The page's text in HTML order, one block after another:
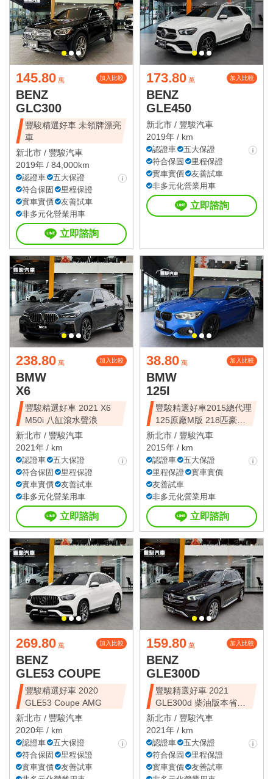
145.80 萬 加入比較
BENZ
GLC300
豐駿精選好車 未領牌漂亮
車
新北市 / 豐駿汽車
2019年 / 84,000km
認證車
五大保證
符合保固
里程保證
實車實價
友善試車
非多元化營業用車
立即諮詢
173.80 萬 加入比較
BENZ
GLE450
新北市 / 豐駿汽車
2019年 / km
認證車
五大保證
符合保固
里程保證
實車實價
友善試車
非多元化營業用車
立即諮詢
238.80 萬 加入比較
BMW
X6
豐駿精選好車 2021 X6
M50i 八缸滾水聲浪
新北市 / 豐駿汽車
2021年 / km
認證車
五大保證
符合保固
里程保證
實車實價
友善試車
非多元化營業用車
立即諮詢
38.80 萬 加入比較
BMW
125I
豐駿精選好車2015總代理
125原廠M版 218匹豪華
動力
新北市 / 豐駿汽車
2015年 / km
認證車
五大保證
里程保證
實車實價
友善試車
非多元化營業用車
立即諮詢
269.80 萬 加入比較
BENZ
GLE53 COUPE
豐駿精選好車 2020
GLE53 Coupe AMG
新北市 / 豐駿汽車
2020年 / km
認證車
五大保證
符合保固
里程保證
實車實價
友善試車
159.80 萬 加入比較
BENZ
GLE300D
豐駿精選好車 2021
GLE300d 柴油版本省油
省稅
新北市 / 豐駿汽車
2021年 / km
認證車
五大保證
符合保固
里程保證
實車實價
友善試車